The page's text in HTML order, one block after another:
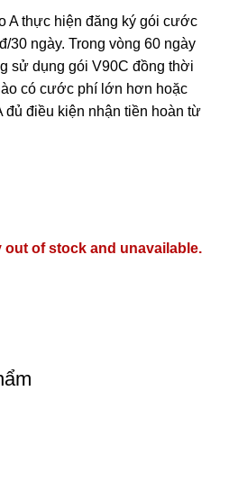
A thực hiện đăng ký gói cước
30 ngày. Trong vòng 60 ngày
sử dụng gói V90C đồng thời
có cước phí lớn hơn hoặc
đủ điều kiện nhận tiền hoàn từ
of stock and unavailable.